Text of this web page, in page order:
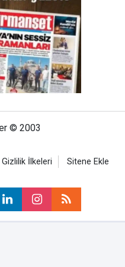
© 2003
Gizlilik İlkeleri Sitene Ekle